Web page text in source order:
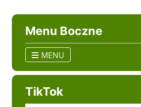
Menu Boczne
MENU
TikTok